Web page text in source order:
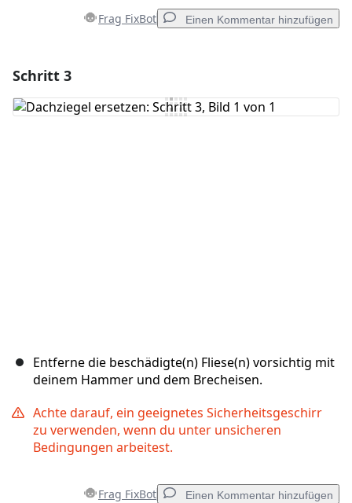
Frag FixBot Einen Kommentar hinzufügen
Kommentar hinzufügen
Schritt 3
Entferne die beschädigte(n) Fliese(n) vorsichtig mit
deinem Hammer und dem Brecheisen.
Achte darauf, ein geeignetes Sicherheitsgeschirr
zu verwenden, wenn du unter unsicheren
Bedingungen arbeitest.
Frag FixBot Einen Kommentar hinzufügen